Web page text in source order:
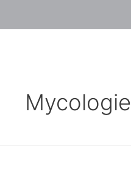
contenu
Mycologie